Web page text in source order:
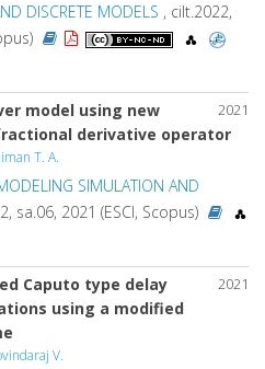
DISCRETE MODELS , cilt.2022,
2021
model using new
derivative operator
T. A.
SIMULATION AND
sa.06, 2021 (ESCI, Scopus)
2021
Caputo type delay
using a modified
V.